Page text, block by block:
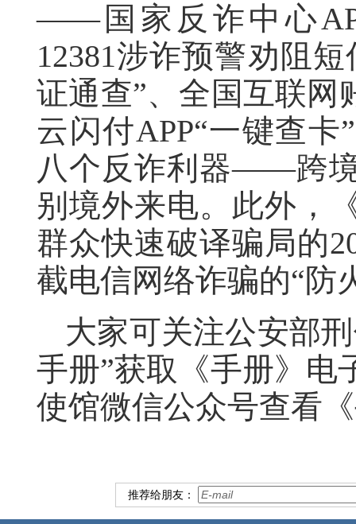
——国家反诈中心
12381涉诈预警劝阻
证通查”、全国互联网
云闪付APP“一键查
八个反诈利器——跨
别境外来电。此外，
群众快速破译骗局的
截电信网络诈骗的“防
大家可关注公安部
手册”获取《手册》电
使馆微信公众号查看
推荐给朋友：